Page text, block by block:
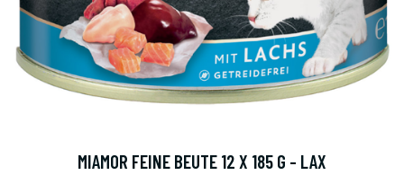
MIAMOR FEINE BEUTE 12 X 185 G - LAX